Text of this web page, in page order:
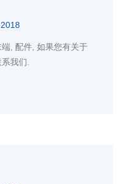
, 配件, 如果您有关于
我们.